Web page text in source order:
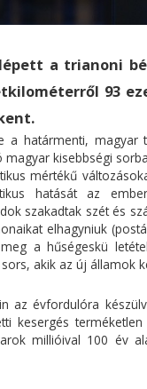
a trianoni
93
a határmenti, magyar
kisebbségi
mértékű
hatását az
szakadtak szét és
elhagyniuk
a hűségeskü
akik az új államok
az évfordulóra
kesergés
millióival 100 év